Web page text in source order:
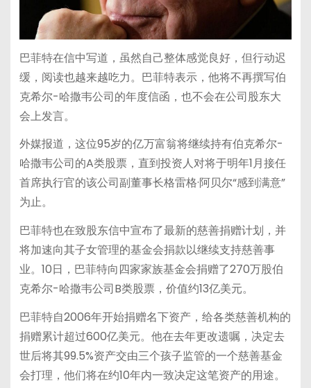
巴菲特在信中写道，虽然自己整体感觉良好，但行动迟
缓，阅读也越来越吃力。巴菲特表示，他将不再撰写伯
克希尔-哈撒韦公司的年度信函，也不会在公司股东大
会上发言。
外媒报道，这位95岁的亿万富翁将继续持有伯克希尔-
哈撒韦公司的A类股票，直到投资人对将于明年1月接任
首席执行官的该公司副董事长格雷格·阿贝尔“感到满意”
为止。
巴菲特也在致股东信中宣布了最新的慈善捐赠计划，并
将加速向其子女管理的基金会捐款以继续支持慈善事
业。10日，巴菲特向四家家族基金会捐赠了270万股伯
克希尔-哈撒韦公司B类股票，价值约13亿美元。
巴菲特自2006年开始捐赠名下资产，给各类慈善机构的
捐赠累计超过600亿美元。他在去年更改遗嘱，决定去
世后将其99.5%资产交由三个孩子监管的一个慈善基金
会打理，他们将在约10年内一致决定这笔资产的用途。